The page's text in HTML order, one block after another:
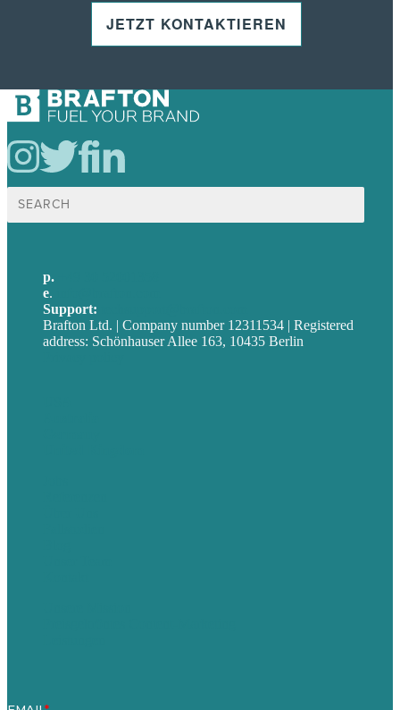
JETZT KONTAKTIEREN
Suche
nach:
p.
e.
Support:
Brafton Ltd. | Company number 12311534 | Registered
address: Schönhauser Allee 163, 10435 Berlin